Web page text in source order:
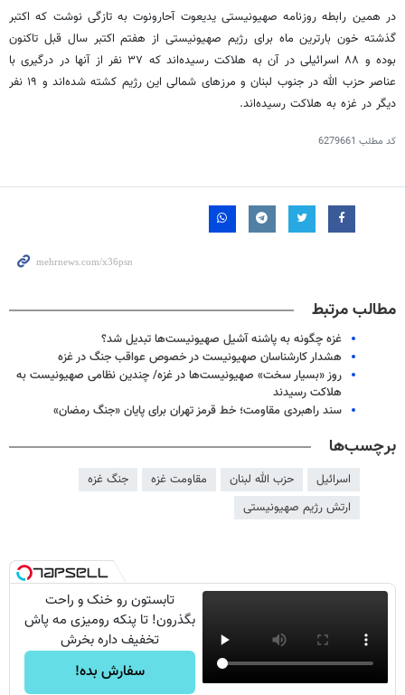
در همین رابطه روزنامه صهیونیستییدیعوت آحارونوتبه تازگی نوشت که اکتبر
گذشته خون بارترینماه برای رژیم صهیونیستی از هفتم اکتبر سال قبل تاکنون
بوده و ۸۸ اسرائیلی در آن به هلاکت رسیده‌اند که ۳۷ نفر از آنها در درگیری با
عناصر حزب الله در جنوب لبنان و مرزهای شمالی این رژیم کشته شده‌اند و ۱۹ نفر
دیگر در غزه به هلاکت رسیده‌اند.
کد مطلب 6279661
مطالب مرتبط
غزه چگونه به پاشنه آشیل صهیونیست‌ها تبدیل شد؟
هشدار کارشناسان صهیونیست در خصوص عواقب جنگ در غزه
روز «بسیار سخت» صهیونیست‌ها در غزه/ چندین نظامی صهیونیست به
هلاکت رسیدند
سند راهبردی مقاومت؛ خط قرمز تهران برای پایان «جنگ رمضان»
برچسب‌ها
اسرائیل حزب الله لبنان مقاومت غزه
جنگ غزه
ارتش رژیم صهیونیستی
تابستون رو خنک و راحت
بگذرون! تا پنکه رومیزی مه پاش
تخفیف داره بخرش
سفارش بده!